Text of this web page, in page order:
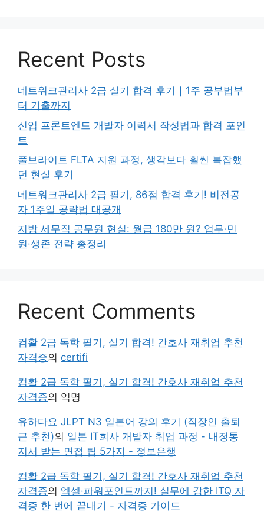
Recent Posts
네트워크관리사 2급 실기 합격 후기｜1주 공부법부
터 기출까지
신입 프론트엔드 개발자 이력서 작성법과 합격 포인
트
풀브라이트 FLTA 지원 과정, 생각보다 훨씬 복잡했
던 현실 후기
네트워크관리사 2급 필기, 86점 합격 후기! 비전공
자 1주일 공략법 대공개
지방 세무직 공무원 현실: 월급 180만 원? 업무·민
원·생존 전략 총정리
Recent Comments
컴활 2급 독학 필기, 실기 합격! 간호사 재취업 추천
자격증의 certifi
컴활 2급 독학 필기, 실기 합격! 간호사 재취업 추천
자격증의 익명
유하다요 JLPT N3 일본어 강의 후기 (직장인 출퇴
근 추천)의 일본 IT회사 개발자 취업 과정 - 내정통
지서 받는 면접 팁 5가지 - 정보은행
컴활 2급 독학 필기, 실기 합격! 간호사 재취업 추천
자격증의 엑셀·파워포인트까지! 실무에 강한 ITQ 자
격증 한 번에 끝내기 - 자격증 가이드